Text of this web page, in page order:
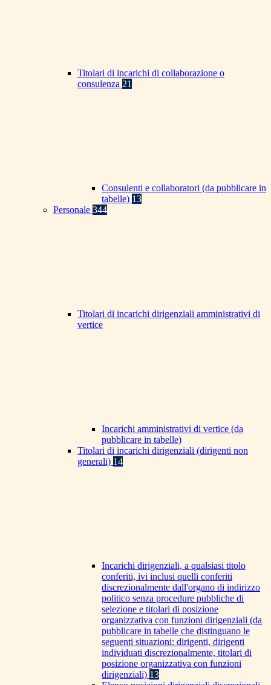
Titolari di incarichi di collaborazione o
consulenza 21
Consulenti e collaboratori (da pubblicare in
tabelle) 13
Personale 344
Titolari di incarichi dirigenziali amministrativi di
vertice
Incarichi amministrativi di vertice (da
pubblicare in tabelle)
Titolari di incarichi dirigenziali (dirigenti non
generali) 14
Incarichi dirigenziali, a qualsiasi titolo
conferiti, ivi inclusi quelli conferiti
discrezionalmente dall'organo di indirizzo
politico senza procedure pubbliche di
selezione e titolari di posizione
organizzativa con funzioni dirigenziali (da
pubblicare in tabelle che distinguano le
seguenti situazioni: dirigenti, dirigenti
individuati discrezionalmente, titolari di
posizione organizzativa con funzioni
dirigenziali) 13